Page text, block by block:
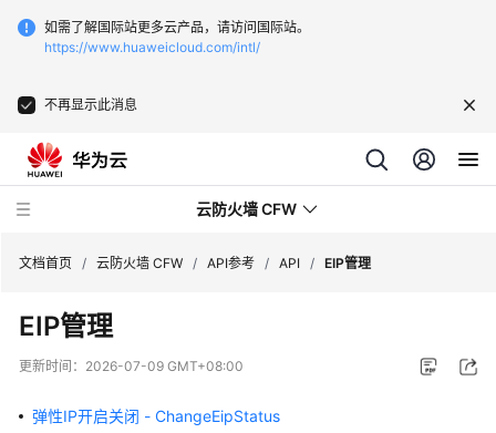
如需了解国际站更多云产品，请访问国际站。
https://www.huaweicloud.com/intl/
不再显示此消息
云防火墙 CFW
最
新
态
文档首页 / 云防火墙 CFW / API参考 / API / EIP管理
EIP管理
更新时间： 2026-07-09 GMT+08:00
弹性IP开启关闭 - ChangeEipStatus